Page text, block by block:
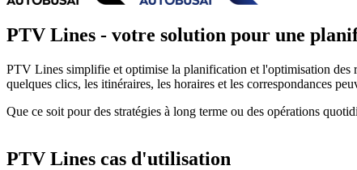
PTV Lines - votre solution pour une
PTV Lines simplifie et optimise la planification et l'optimisation des
quelques clics, les itinéraires, les horaires et les correspondances
Que ce soit pour des stratégies à long terme ou des opérations
PTV Lines cas d'utilisation